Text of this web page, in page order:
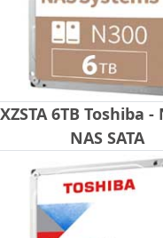
6TB Toshiba
NAS SATA